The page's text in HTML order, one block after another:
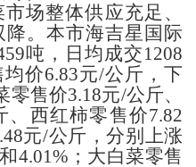
场整体供应充足、
降。本市海吉星国际
吨，日均成交1208
均价6.83元/公斤，下
零售价3.18元/公斤、
、西红柿零售价7.82
元/公斤，分别上涨
4.01%； 大白菜零售